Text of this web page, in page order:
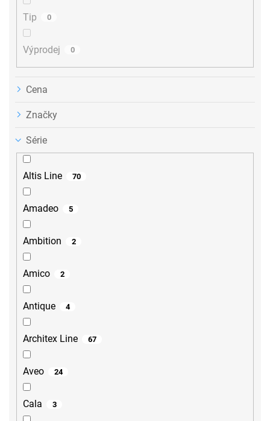
Tip 0
Výprodej 0
Cena
Značky
Série
Altis Line 70
Amadeo 5
Ambition 2
Amico 2
Antique 4
Architex Line 67
Aveo 24
Cala 3